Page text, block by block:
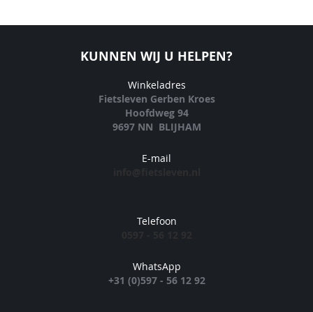
KUNNEN WIJ U HELPEN?
Winkeladres
Fietsleven Gerben Kroes
Hoofdweg 94
9697 NN BLIJHAM
E-mail
Telefoon
WhatsApp
+31 (0)597 - 56 12 92